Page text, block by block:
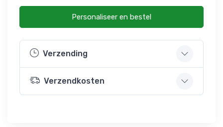
Personaliseer en bestel
Verzending
Verzendkosten